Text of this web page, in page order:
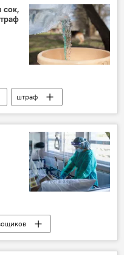
(ПФР)
сок,
штраф